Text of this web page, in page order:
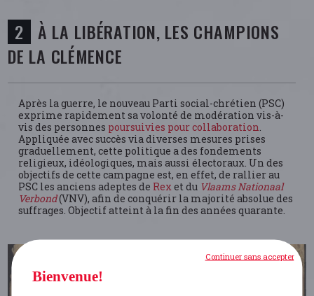
À LA LIBÉRATION, LES CHAMPIONS
DE LA CLÉMENCE
Après la guerre, le nouveau Parti social-chrétien (PSC)
exprime rapidement sa volonté de modération vis-à-
vis des personnes poursuivies pour collaboration.
Appliquée avec succès via diverses mesures prises
graduellement, cette politique a des fondements
religieux, idéologiques, mais aussi électoraux. Un des
objectifs de cette campagne est, en effet, de rallier au
PSC les anciens adeptes de Rexet du Vlaams Nationaal
Verbond(VNV), afin de conquérir la majorité absolue des
suffrages. Objectif atteint à la fin des années quarante.
Bienvenue!
Continuer sans accepter